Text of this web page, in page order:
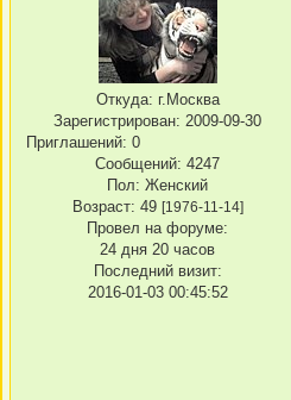
Откуда: г.Москва
Зарегистрирован: 2009-09-30
Приглашений: 0
Сообщений: 4247
Пол: Женский
Возраст: 49 [1976-11-14]
Провел на форуме:
24 дня 20 часов
Последний визит:
2016-01-03 00:45:52